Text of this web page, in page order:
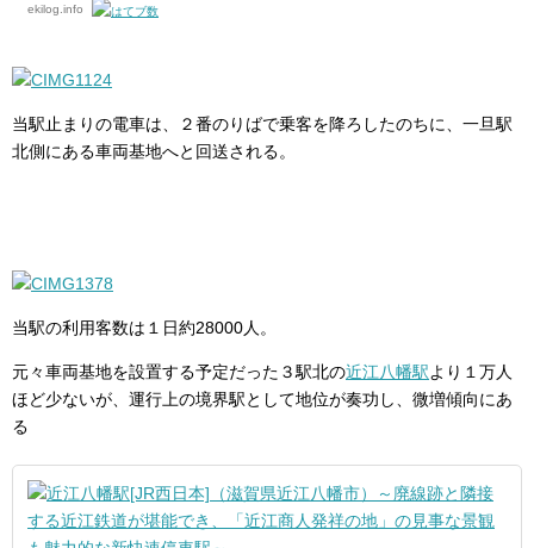
ekilog.info
当駅止まりの電車は、２番のりばで乗客を降ろしたのちに、一旦駅
北側にある車両基地へと回送される。
当駅の利用客数は１日約28000人。
元々車両基地を設置する予定だった３駅北の近江八幡駅より１万人
ほど少ないが、運行上の境界駅として地位が奏功し、微増傾向にあ
る